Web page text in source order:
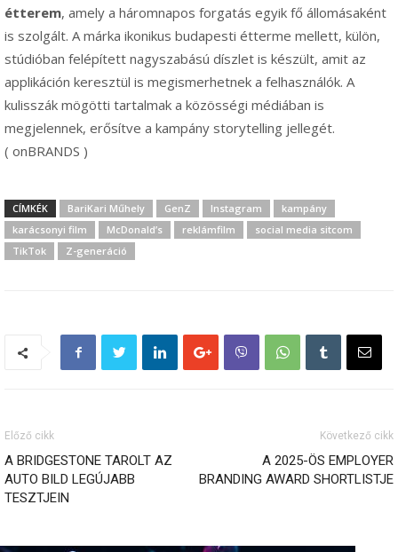
étterem, amely a háromnapos forgatás egyik fő állomásaként
is szolgált. A márka ikonikus budapesti étterme mellett, külön,
stúdióban felépített nagyszabású díszlet is készült, amit az
applikáción keresztül is megismerhetnek a felhasználók. A
kulisszák mögötti tartalmak a közösségi médiában is
megjelennek, erősítve a kampány storytelling jellegét.
( onBRANDS )
CÍMKÉK BariKari Műhely GenZ Instagram
kampány
karácsonyi film
McDonald’s reklámfilm
social media sitcom
TikTok
Z-generáció
Előző cikk
A BRIDGESTONE TAROLT AZ
AUTO BILD LEGÚJABB
TESZTJEIN
Következő cikk
A 2025-ÖS EMPLOYER
BRANDING AWARD SHORTLISTJE